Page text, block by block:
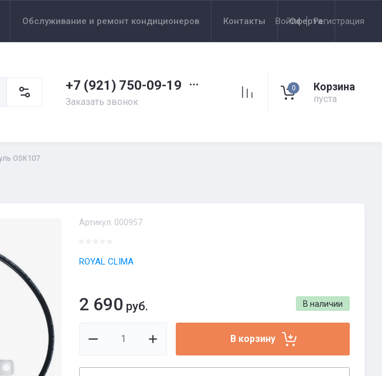
Обслуживание и ремонт кондиционеров Контакты Оферта
Войти Регистрация
+7 (921) 750-09-19
Заказать звонок
0 Корзина
пуста
OSK107
Артикул: 000957
ROYAL CLIMA
В наличии
2 690 руб.
В корзину